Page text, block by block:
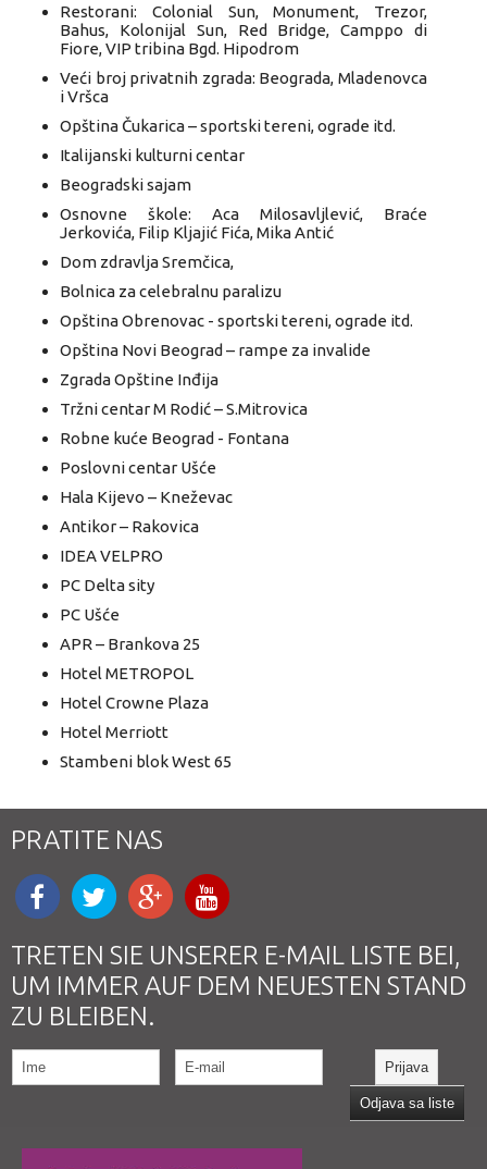
Restorani: Colonial Sun, Monument, Trezor,
Bahus, Kolonijal Sun, Red Bridge, Camppo di
Fiore, VIP tribina Bgd. Hipodrom
Veći broj privatnih zgrada: Beograda, Mladenovca
i Vršca
Opština Čukarica – sportski tereni, ograde itd.
Italijanski kulturni centar
Beogradski sajam
Osnovne škole: Aca Milosavljlević, Braće
Jerkovića, Filip Kljajić Fića, Mika Antić
Dom zdravlja Sremčica,
Bolnica za celebralnu paralizu
Opština Obrenovac - sportski tereni, ograde itd.
Opština Novi Beograd – rampe za invalide
Zgrada Opštine Inđija
Tržni centar M Rodić – S.Mitrovica
Robne kuće Beograd - Fontana
Poslovni centar Ušće
Hala Kijevo – Kneževac
Antikor – Rakovica
IDEA VELPRO
PC Delta sity
PC Ušće
APR – Brankova 25
Hotel METROPOL
Hotel Crowne Plaza
Hotel Merriott
Stambeni blok West 65
PRATITE NAS
TRETEN SIE UNSERER E-MAIL LISTE BEI,
UM IMMER AUF DEM NEUESTEN STAND
ZU BLEIBEN.